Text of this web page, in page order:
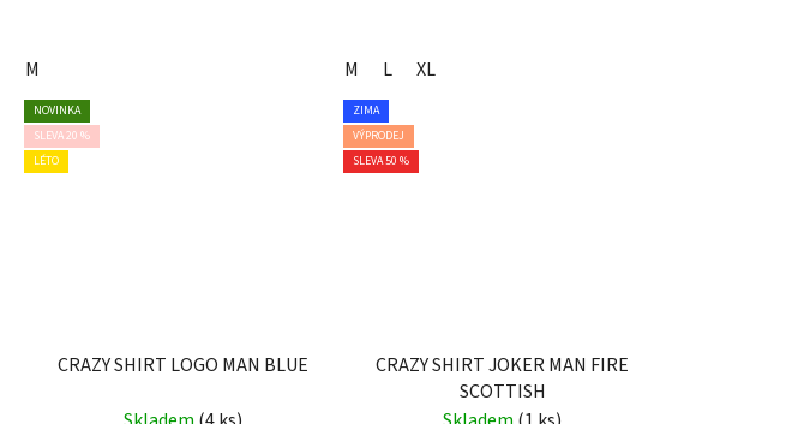
M M L XL
NOVINKA
SLEVA 20 %
LÉTO
CRAZY SHIRT LOGO MAN BLUE
ZIMA
VÝPRODEJ
SLEVA 50 %
CRAZY SHIRT JOKER MAN FIRE
SCOTTISH